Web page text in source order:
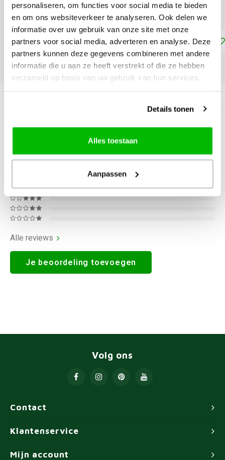
personaliseren, om functies voor social media te bieden
en om ons websiteverkeer te analyseren. Ook delen we
informatie over uw gebruik van onze site met onze
partners voor social media, adverteren en analyse. Deze
partners kunnen deze gegevens combineren met andere
informatie die u aan ze heeft verstrekt of die ze hebben
verzameld op basis van uw gebruik van hun services.
Details tonen
Alles toestaan
Aanpassen
8x8 cm - €2,49
Toevoegen aan winkelwagen
DELEN:
0STERREN OP BASIS VAN0
BEOORDELINGEN
0Reviews
Alle reviews
Je beoordeling toevoegen
Contact
Volg ons
Klantenservice
Mijn account